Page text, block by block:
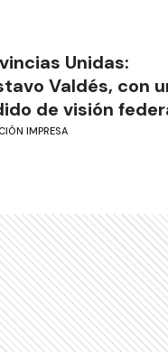
Unidas:
Valdés, con
de visión
IMPRESA